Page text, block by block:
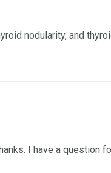
nodularity, and
I have a question